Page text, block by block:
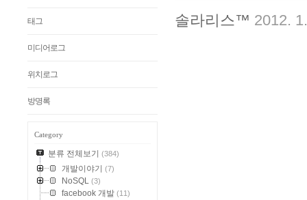
태그
미디어로그
위치로그
방명록
Category
분류 전체보기 (384)
개발이야기 (7)
NoSQL (3)
facebook 개발 (11)
솔라리스™ 2012.